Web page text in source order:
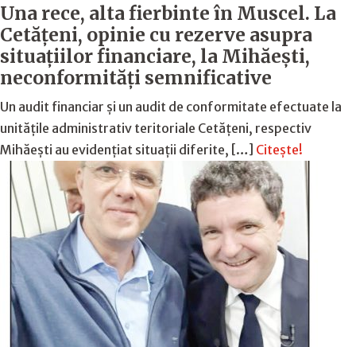
Una rece, alta fierbinte în Muscel. La
Cetăţeni, opinie cu rezerve asupra
situaţiilor financiare, la Mihăeşti,
neconformităţi semnificative
Un audit financiar și un audit de conformitate efectuate la
unitățile administrativ teritoriale Cetățeni, respectiv
Mihăești au evidențiat situații diferite, […] Citește!